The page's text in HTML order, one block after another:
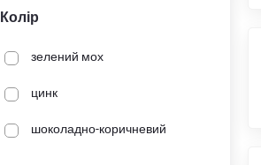
Колір
зелений мох
цинк
шоколадно-коричневий